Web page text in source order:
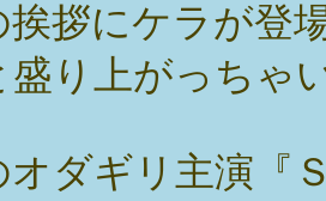
挨拶にケラが登
盛り上がっちゃ
オダギリ主演『